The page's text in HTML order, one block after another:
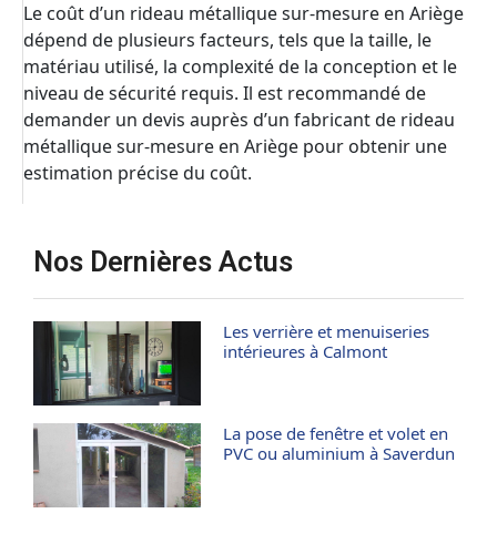
Nos Dernières Actus
Les verrière et menuiseries
intérieures à Calmont
La pose de fenêtre et volet en
PVC ou aluminium à Saverdun
Le coût d’un rideau métallique sur-mesure en Ariège
dépend de plusieurs facteurs, tels que la taille, le
matériau utilisé, la complexité de la conception et le
niveau de sécurité requis. Il est recommandé de
demander un devis auprès d’un fabricant de rideau
métallique sur-mesure en Ariège pour obtenir une
estimation précise du coût.